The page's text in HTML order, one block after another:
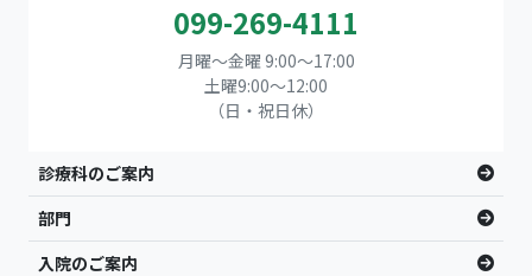
099-269-4111
月曜～金曜 9:00～17:00
土曜9:00〜12:00
（日・祝日休）
診療科のご案内
部門
入院のご案内